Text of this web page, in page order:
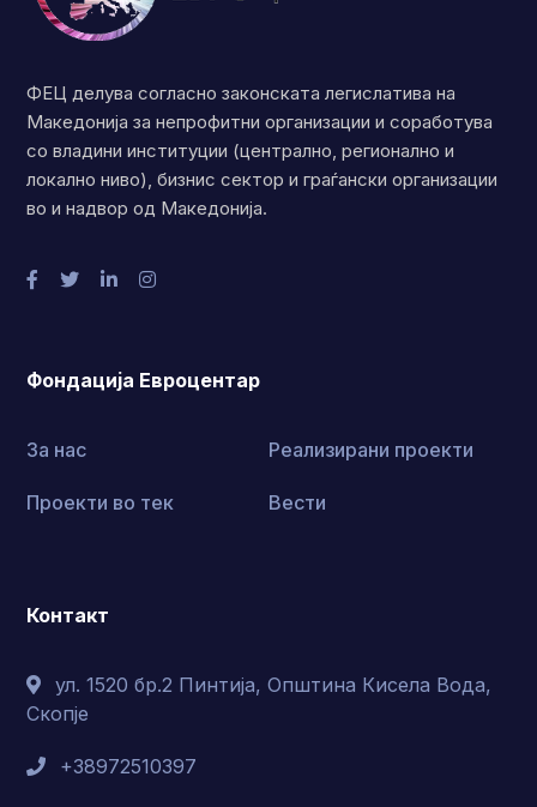
ФЕЦ делува согласно законската легислатива на
Македонија за непрофитни организации и соработува
со владини институции (централно, регионално и
локално ниво), бизнис сектор и граѓански организации
во и надвор од Македонија.
Фондација Евроцентар
За нас Реализирани проекти
Проекти во тек Вести
Контакт
ул. 1520 бр.2 Пинтија, Општина Кисела Вода,
Скопје
+38972510397